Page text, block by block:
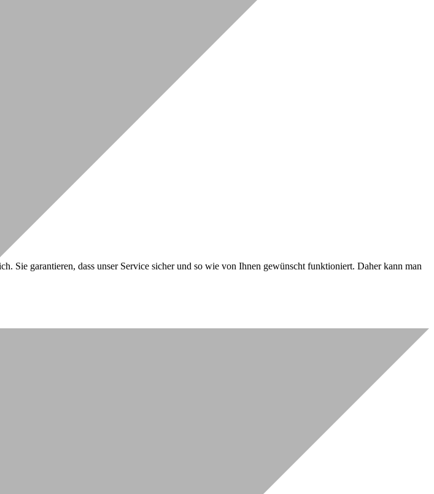
Sie garantieren, dass unser Service sicher und so wie von Ihnen gewünscht funktioniert. Daher kann man